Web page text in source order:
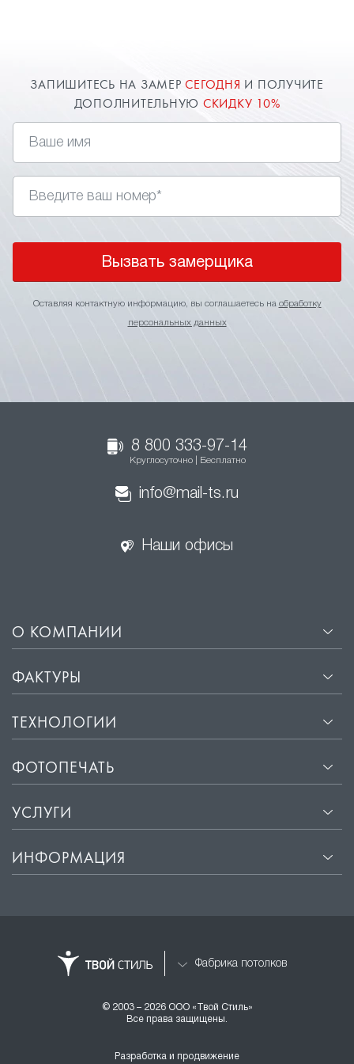
ЗАПИШИТЕСЬ НА ЗАМЕРСЕГОДНЯ И ПОЛУЧИТЕ
ДОПОЛНИТЕЛЬНУЮ СКИДКУ 10%
Вызвать замерщика
Оставляя контактную информацию, вы соглашаетесь на обработку
персональных данных
8 800 333-97-14
Круглосуточно | Бесплатно
info@mail-ts.ru
Наши офисы
О КОМПАНИИ
ФАКТУРЫ
ТЕХНОЛОГИИ
ФОТОПЕЧАТЬ
УСЛУГИ
ИНФОРМАЦИЯ
Фабрика потолков
© 2003 – 2026 ООО «Твой Стиль»
Все права защищены.
Разработка и продвижение